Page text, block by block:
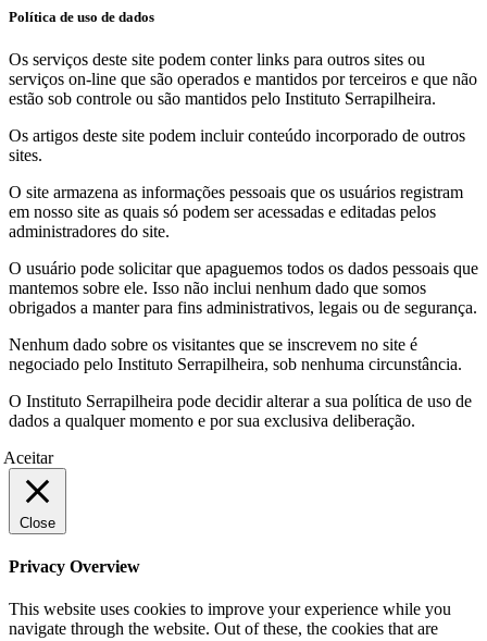
Política de uso de dados
Os serviços deste site podem conter links para outros sites ou
serviços on-line que são operados e mantidos por terceiros e que não
estão sob controle ou são mantidos pelo Instituto Serrapilheira.
Os artigos deste site podem incluir conteúdo incorporado de outros
sites.
O site armazena as informações pessoais que os usuários registram
em nosso site as quais só podem ser acessadas e editadas pelos
administradores do site.
O usuário pode solicitar que apaguemos todos os dados pessoais que
mantemos sobre ele. Isso não inclui nenhum dado que somos
obrigados a manter para fins administrativos, legais ou de segurança.
Nenhum dado sobre os visitantes que se inscrevem no site é
negociado pelo Instituto Serrapilheira, sob nenhuma circunstância.
O Instituto Serrapilheira pode decidir alterar a sua política de uso de
dados a qualquer momento e por sua exclusiva deliberação.
Aceitar
Close
Privacy Overview
This website uses cookies to improve your experience while you
navigate through the website. Out of these, the cookies that are